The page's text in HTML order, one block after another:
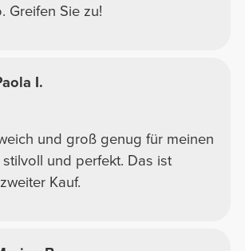
Greifen Sie zu!
I.
und groß genug für meinen
stilvoll und perfekt. Das ist
Kauf.